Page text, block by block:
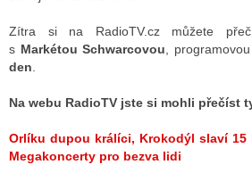
Zítra si na RadioTV.cz můžete
s Markétou Schwarcovou ,
den
Na webu RadioTV jste si mohli přečíst
Orlíku dupou králíci, Krokodýl slaví 15
Megakoncerty pro bezva lidi